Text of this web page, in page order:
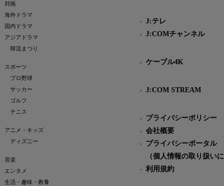
邦画
海外ドラマ
国内ドラマ
アジアドラマ
韓流まつり
スポーツ
プロ野球
サッカー
ゴルフ
テニス
アニメ・キッズ
ディズニー
音楽
エンタメ
生活・趣味・教養
J:テレ
J:COMチャンネル
ケーブル4K
J:COM STREAM
プライバシーポリシー
会社概要
プライバシーポータル
（個人情報の取り扱いに
利用規約